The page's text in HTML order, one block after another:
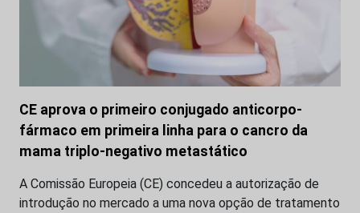
CE aprova o primeiro conjugado anticorpo-
fármaco em primeira linha para o cancro da
mama triplo-negativo metastático
A Comissão Europeia (CE) concedeu a autorização de
introdução no mercado a uma nova opção de tratamento